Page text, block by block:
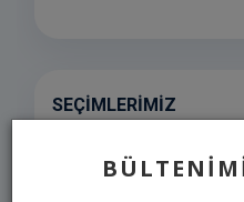
SEÇIMLERIMIZ